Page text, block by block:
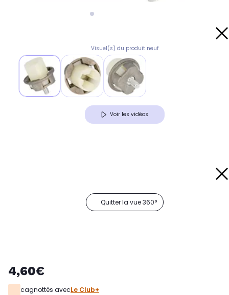
Visuel(s) du produit neuf
Voir les vidéos
Quitter la vue 360°
4,60€
cagnottés avecLe Club+